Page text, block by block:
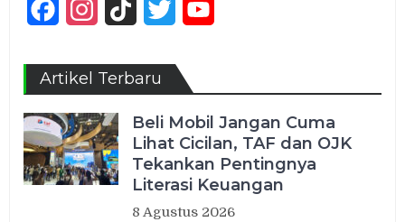
FacebookInstagram
TikTok Twitter
Artikel Terbaru
Beli Mobil Jangan Cuma
Lihat Cicilan, TAF dan OJK
Tekankan Pentingnya
Literasi Keuangan
8 Agustus 2026